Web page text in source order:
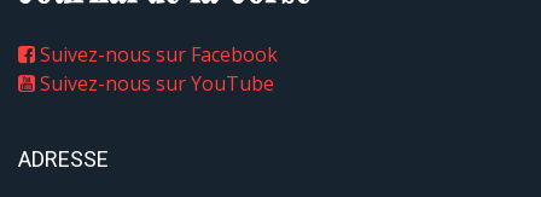
Suivez-nous sur Facebook
Suivez-nous sur YouTube
ADRESSE